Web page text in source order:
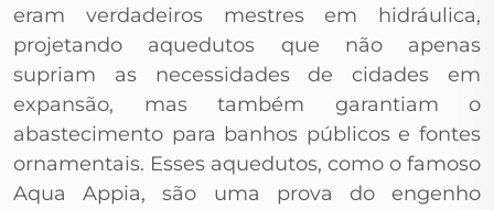
eram verdadeiros mestres em hidráulica,
projetando aquedutos que não apenas
supriam as necessidades de cidades em
expansão, mas também garantiam o
abastecimento para banhos públicos e fontes
ornamentais. Esses aquedutos, como o famoso
Aqua Appia, são uma prova do engenho